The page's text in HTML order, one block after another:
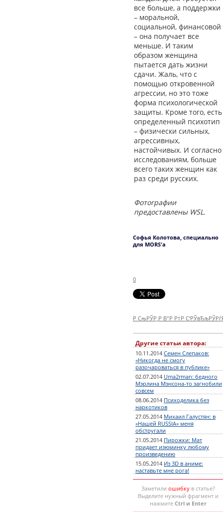
все больше, а поддержки
– моральной,
социальной, финансовой
– она получает все
меньше. И таким
образом женщина
пытается дать жизни
сдачи. Жаль, что с
помощью откровенной
агрессии, но это тоже
форма психологической
защиты. Кроме того, есть
определенный психотип
– физически сильных,
агрессивных,
настойчивых. И согласно
исследованиям, больше
всего таких женщин как
раз среди русских.
Фотографии
предоставлены WSL.
Софья Колотова, специально
для MORS'а
0
Р СњРЎР‚Р В°Р Р†Р
Другие статьи автора:
10.11.2014 Семен Слепаков:
«Никогда не смогу
разочароваться в публике»
02.07.2014 Uma2rman: бедного
Мэрлина Мэнсона-то загнобили
совсем
08.06.2014 Психоделика без
наркотиков
27.05.2014 Михаил Галустян: в
«Нашей RUSSIA» меня
обстругали
21.05.2014 Пирожки: Мат
придает изюминку любому
произведению
15.05.2014 Из 3D в аниме:
наставьте мне рога!
Заметили ошибкув статье?
Выделите нужный фрагмент и
нажмите Ctrl и Enter